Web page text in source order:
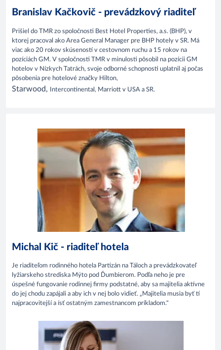
Branislav Kačkovič - prevádzkový riaditeľ
Prišiel do TMR zo spoločnosti Best Hotel Properties, a.s. (BHP), v
ktorej pracoval ako Area General Manager pre BHP hotely v SR. Má
viac ako 20 rokov skúseností v cestovnom ruchu a 15 rokov na
pozíciách GM. V spoločnosti TMR v minulosti pôsobil na pozícii GM
hotelov v Nízkych Tatrách, svoje odborné schopnosti uplatnil aj počas
pôsobenia pre hotelové značky Hilton,
Starwood, Intercontinental, Marriott v USA a SR.
Michal Kič - riaditeľ hotela
Je riaditeľom rodinného hotela Partizán na Táloch a prevádzkovateľ
lyžiarskeho strediska Mýto pod Ďumbierom. Podľa neho je pre
úspešné fungovanie rodinnej firmy podstatné, aby sa majitelia aktívne
do jej chodu zapájali a aby ich v nej bolo vidieť. „Majitelia musia byť tí
najpracovitejší a ísť ostatným zamestnancom príkladom."